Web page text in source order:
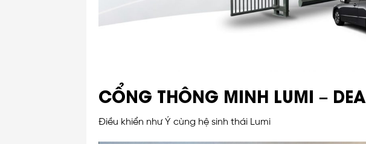
CỔNG THÔNG MINH LUMI – DEA
Điều khiển như Ý cùng hệ sinh thái Lumi